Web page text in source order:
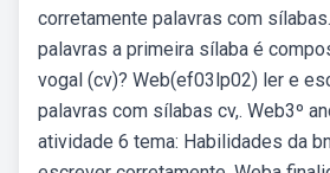
corretamente palavras com
palavras a primeira sílaba é
vogal (cv)? Web(ef03lp02) ler e
palavras com sílabas cv,. Web3º
atividade 6 tema: Habilidades da